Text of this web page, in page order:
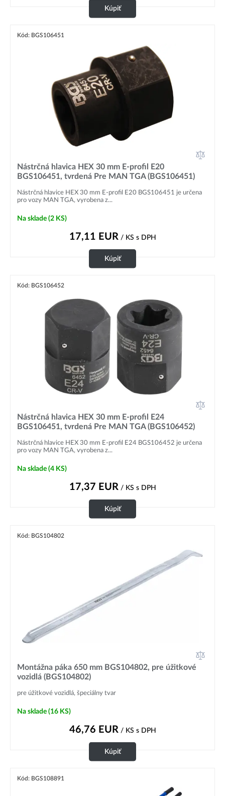
Kúpiť
Kód: BGS106451
Nástrčná hlavica HEX 30 mm E-profil E20
BGS106451, tvrdená Pre MAN TGA (BGS106451)
Nástrčná hlavice HEX 30 mm E-profil E20 BGS106451 je určena
pro vozy MAN TGA, vyrobena z...
Na sklade (2 KS)
17,11 EUR/ KS s DPH
Kúpiť
Kód: BGS106452
Nástrčná hlavica HEX 30 mm E-profil E24
BGS106451, tvrdená Pre MAN TGA (BGS106452)
Nástrčná hlavice HEX 30 mm E-profil E24 BGS106452 je určena
pro vozy MAN TGA, vyrobena z...
Na sklade (4 KS)
17,37 EUR/ KS s DPH
Kúpiť
Kód: BGS104802
Montážna páka 650 mm BGS104802, pre úžitkové
vozidlá (BGS104802)
pre úžitkové vozidlá, špeciálny tvar
Na sklade (16 KS)
46,76 EUR/ KS s DPH
Kúpiť
Kód: BGS108891